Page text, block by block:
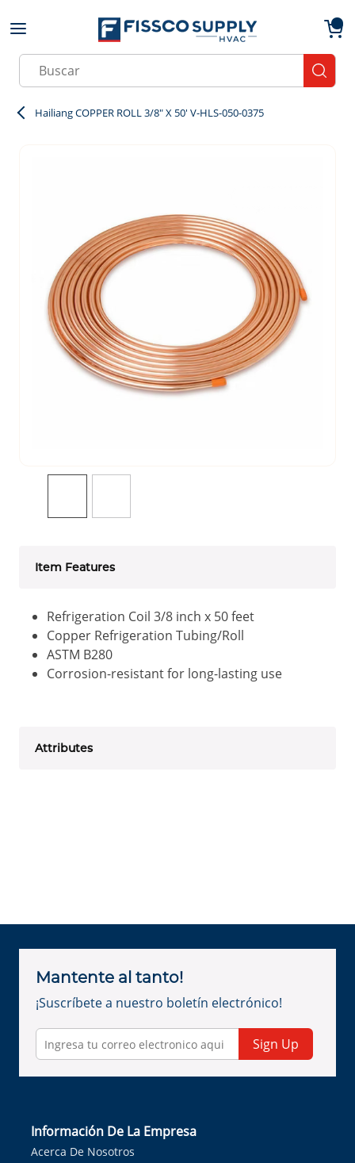
Skip to main content
Site Search
Hailiang COPPER ROLL 3/8" X 50' V-HLS-050-0375
Item Features
Refrigeration Coil 3/8 inch x 50 feet
Copper Refrigeration Tubing/Roll
ASTM B280
Corrosion-resistant for long-lasting use
Attributes
Mantente al tanto!
¡Suscríbete a nuestro boletín electrónico!
Sign Up
Información De La Empresa
Acerca De Nosotros